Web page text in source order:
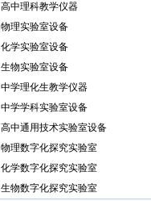
高中理科教学仪器
物理实验室设备
化学实验室设备
生物实验室设备
中学理化生教学仪器
中学学科实验室设备
高中通用技术实验室设备
物理数字化探究实验室
化学数字化探究实验室
生物数字化探究实验室